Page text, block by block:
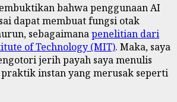
bahwa penggunaan AI
dapat membuat fungsi otak
sebagaimanapenelitian dari
of Technology (MIT). Maka, saya
jerih payah saya menulis
instan yang merusak seperti